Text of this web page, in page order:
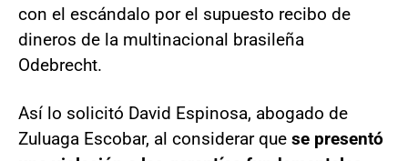
con el escándalo por el supuesto recibo de
dineros de la multinacional brasileña
Odebrecht.
Así lo solicitó David Espinosa, abogado de
Zuluaga Escobar, al considerar que se presentó